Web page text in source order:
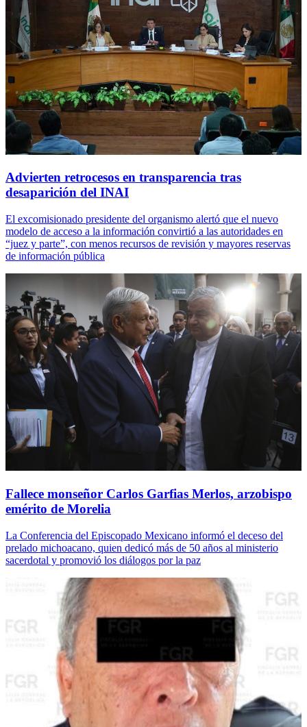
Advierten retrocesos en transparencia tras
desaparición del INAI
El excomisionado presidente del organismo alertó que el nuevo
modelo de acceso a la información convirtió a las autoridades en
“juez y parte”, con menos recursos de revisión y mayores reservas
de información pública
Fallece monseñor Carlos Garfias Merlos, arzobispo
emérito de Morelia
La Conferencia del Episcopado Mexicano informó el deceso del
prelado michoacano, quien dedicó más de 50 años al ministerio
sacerdotal y promovió los diálogos por la paz